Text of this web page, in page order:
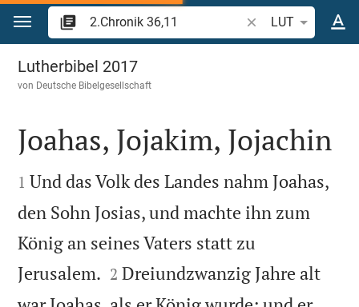
Zum Inhalt springen
Bibelstelle oder
LUT
2.Chronik 36
Lutherbibel 2017
von Deutsche Bibelgesellschaft

Joahas, Jojakim, Jojachin

1 Und das Volk des Landes nahm Joahas,
den Sohn Josias, und machte ihn zum
König an seines Vaters statt zu
Jerusalem. 

2 Dreiundzwanzig Jahre alt